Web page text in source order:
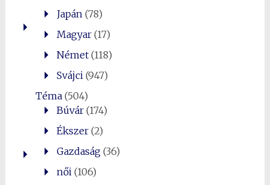
Japán (78)
Magyar(17)
Német(118)
Svájci (947)
Téma(504)
Búvár(174)
Ékszer(2)
Gazdaság(36)
női (106)